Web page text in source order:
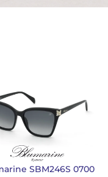
SBM246S 0700